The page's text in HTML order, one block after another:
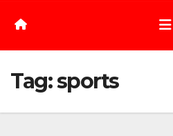
Tag:sports